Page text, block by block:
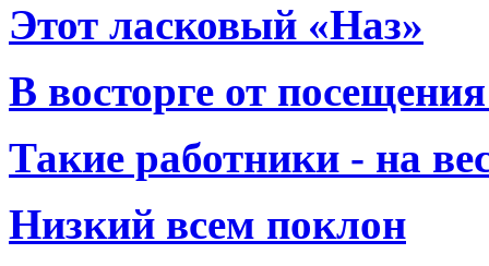
Этот ласковый «Наз»
В восторге от
Такие работники - на
Низкий всем поклон